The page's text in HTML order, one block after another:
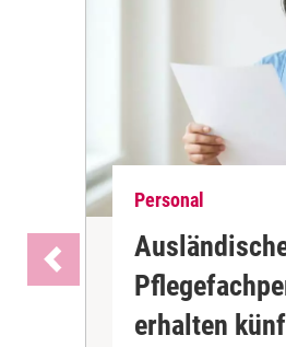
Personal
erhalten